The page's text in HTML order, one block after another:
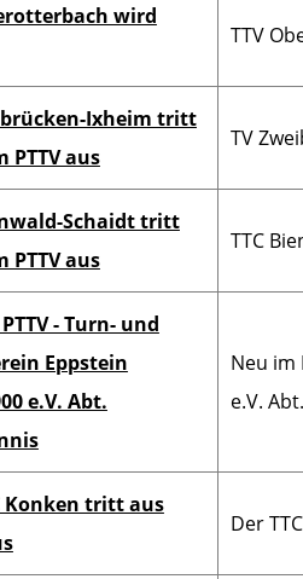
wird
TTV
Ixheim tritt
PTTV aus
TV
Schaidt tritt
PTTV aus
TTC
- Turn- und
Eppstein
e.V. Abt.
Neu im
e.V.
Konken tritt aus
Der